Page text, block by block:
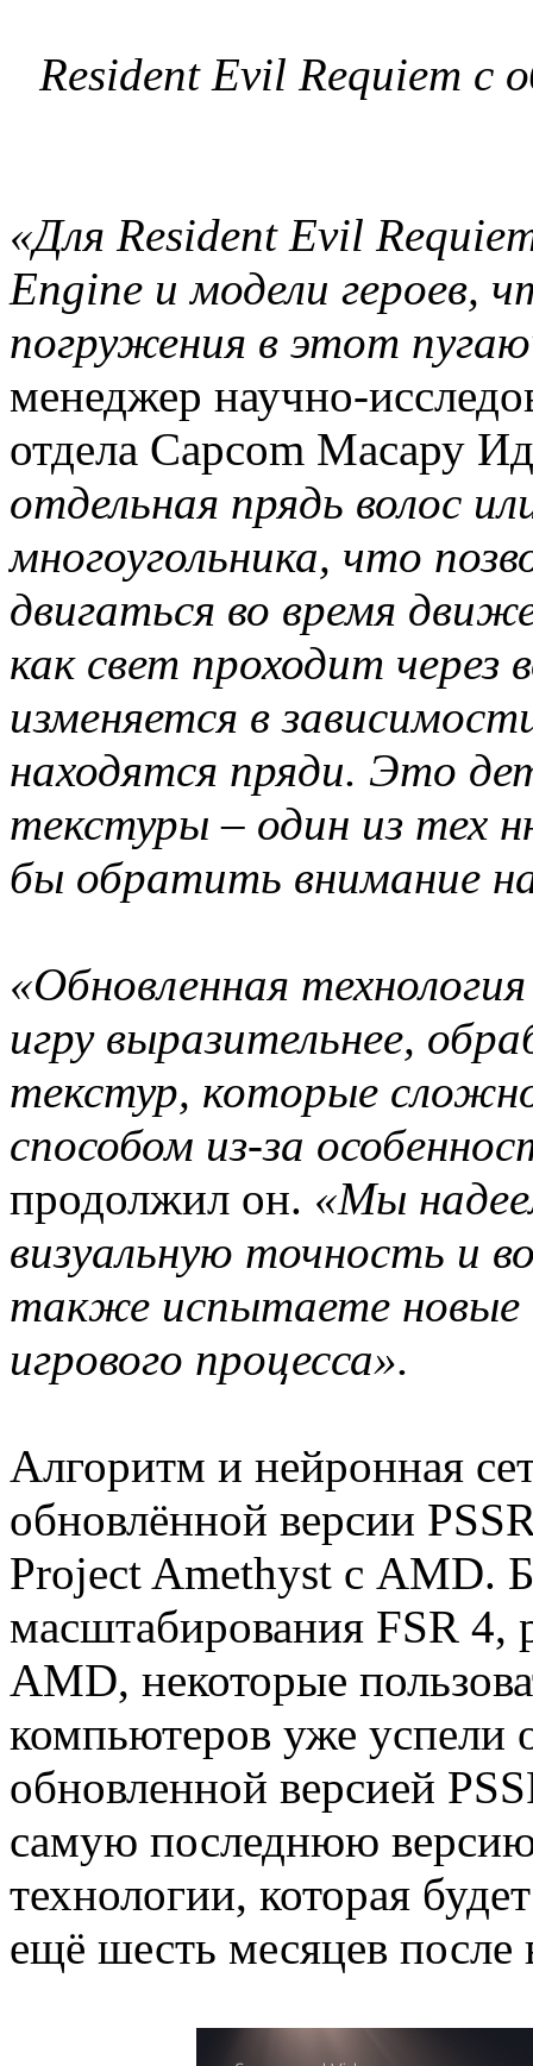
Resident Evil Requiem с
«Для Resident Evil
Engine и модели героев,
погружения в этот
менеджер научно-
отдела Capcom Масару
отдельная прядь волос
многоугольника, что
двигаться во время
как свет проходит через
изменяется в
находятся пряди. Это
текстуры – один из тех
бы обратить внимание
«Обновленная
игру выразительнее,
текстур, которые
способом из-за
продолжил он. «Мы
визуальную точность и
также испытаете новые
игрового процесса».
Алгоритм и нейронная
обновлённой версии
Project Amethyst с AMD.
масштабирования FSR 4,
AMD, некоторые
компьютеров уже успели
обновленной версией
самую последнюю версию
технологии, которая
ещё шесть месяцев после